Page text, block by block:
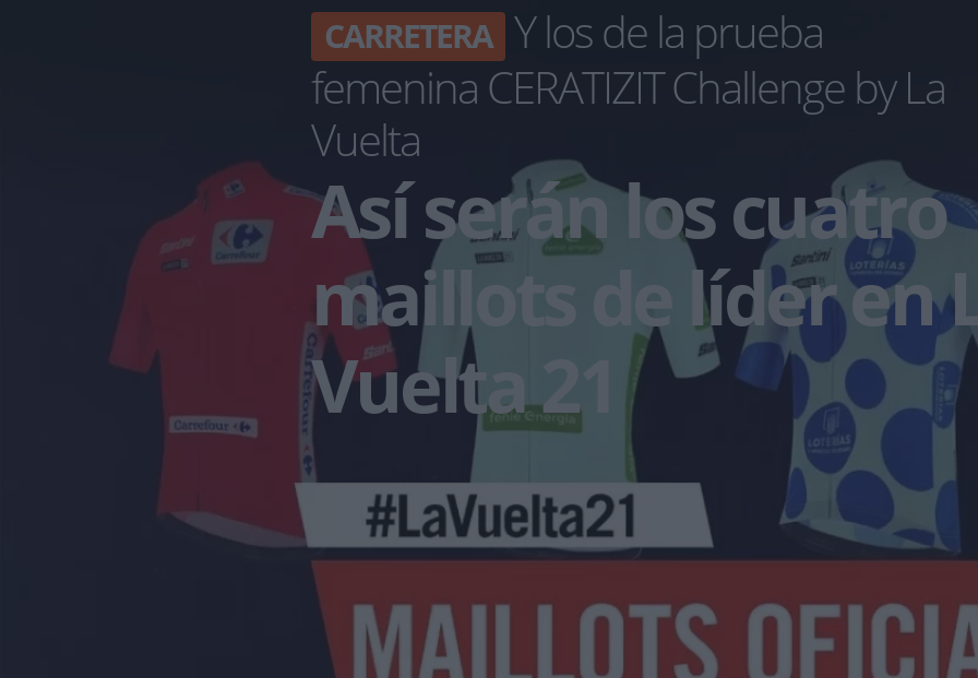
CARRETERA Y los de la prueba
femenina CERATIZIT Challenge by La
Vuelta
Así serán los cuatro
maillots de líder en
Vuelta 21